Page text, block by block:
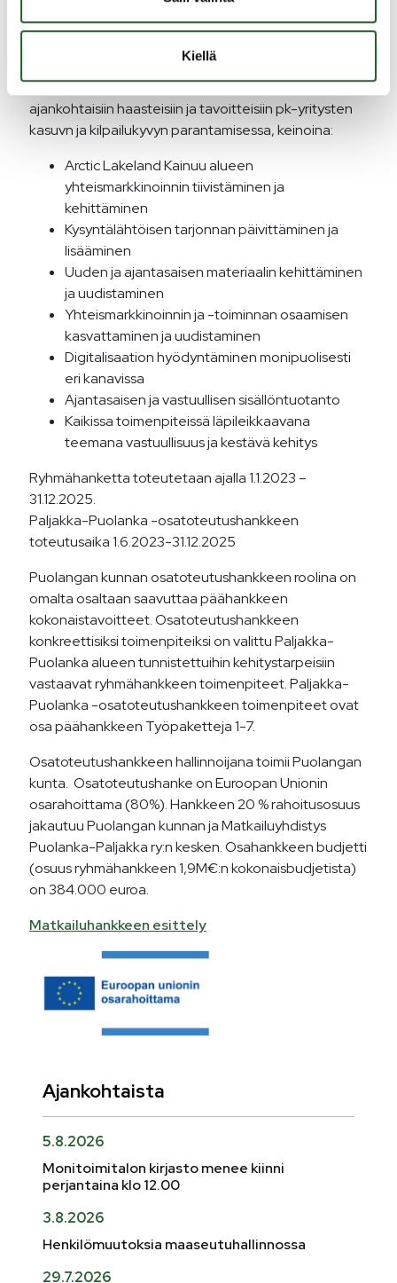
Kiellä
Kokonaishankkeen budjetti on noin 1,95M€ ja on
Euroopan Unionin osarahoittama (80%).
Ryhmähankkeen avulla haetaan ratkaisuja
ajankohtaisiin haasteisiin ja tavoitteisiin pk-yritysten
kasuvn ja kilpailukyvyn parantamisessa, keinoina:
Arctic Lakeland Kainuu alueen
yhteismarkkinoinnin tiivistäminen ja
kehittäminen
Kysyntälähtöisen tarjonnan päivittäminen ja
lisääminen
Uuden ja ajantasaisen materiaalin kehittäminen
ja uudistaminen
Yhteismarkkinoinnin ja -toiminnan osaamisen
kasvattaminen ja uudistaminen
Digitalisaation hyödyntäminen monipuolisesti
eri kanavissa
Ajantasaisen ja vastuullisen sisällöntuotanto
Kaikissa toimenpiteissä läpileikkaavana
teemana vastuullisuus ja kestävä kehitys
Ryhmähanketta toteutetaan ajalla 1.1.2023 –
31.12.2025.
Paljakka-Puolanka -osatoteutushankkeen
toteutusaika 1.6.2023-31.12.2025
Puolangan kunnan osatoteutushankkeen roolina on
omalta osaltaan saavuttaa päähankkeen
kokonaistavoitteet. Osatoteutushankkeen
konkreettisiksi toimenpiteiksi on valittu Paljakka-
Puolanka alueen tunnistettuihin kehitystarpeisiin
vastaavat ryhmähankkeen toimenpiteet. Paljakka-
Puolanka -osatoteutushankkeen toimenpiteet ovat
osa päähankkeen Työpaketteja 1-7.
Osatoteutushankkeen hallinnoijana toimii Puolangan
kunta. Osatoteutushanke on Euroopan Unionin
osarahoittama (80%). Hankkeen 20 % rahoitusosuus
jakautuu Puolangan kunnan ja Matkailuyhdistys
Puolanka-Paljakka ry:n kesken. Osahankkeen budjetti
(osuus ryhmähankkeen 1,9M€:n kokonaisbudjetista)
on 384.000 euroa.
Matkailuhankkeen esittely
Ajankohtaista
5.8.2026
Monitoimitalon kirjasto menee kiinni
perjantaina klo 12.00
3.8.2026
Henkilömuutoksia maaseutuhallinnossa
29.7.2026